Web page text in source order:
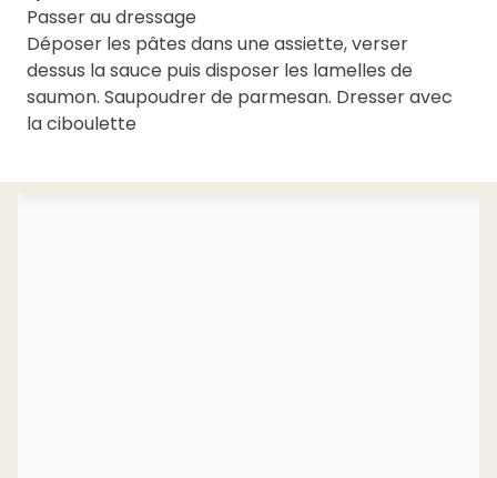
Passer au dressage
Déposer les pâtes dans une assiette, verser
dessus la sauce puis disposer les lamelles de
saumon. Saupoudrer de parmesan. Dresser avec
la ciboulette